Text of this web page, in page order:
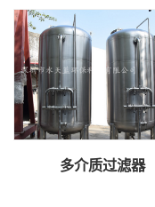
多介质过滤器